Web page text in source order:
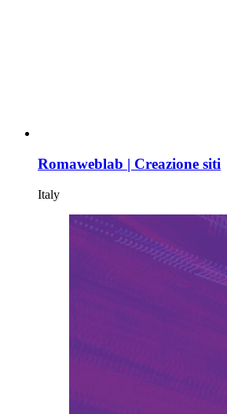
Romaweblab | Creazione siti
Italy